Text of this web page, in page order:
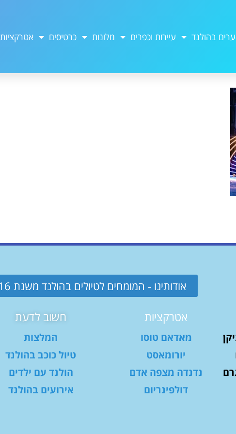
ערים בהולנד עיירות וכפרים מלונות כרטיסים אטרקציות
אודותינו - המומחים לטיולים בהולנד משנת 2016
אטרקציות
מאדאם טוסו
יורומאסט
נדנדה מצפה אדם
דולפינריום
חשוב לדעת
המלצות
טיול כוכב בהולנד
הולנד עם ילדים
אירועים בהולנד